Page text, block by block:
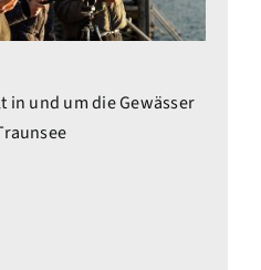
in und um die Gewässer